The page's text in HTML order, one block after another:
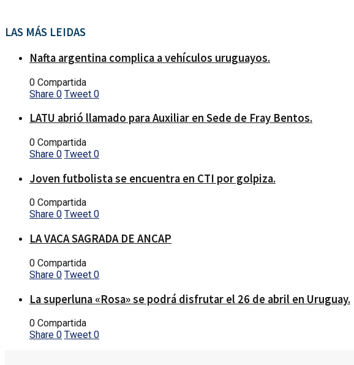
LAS MÁS LEIDAS
Nafta argentina complica a vehículos uruguayos.
0 Compartida
Share 0 Tweet 0
LATU abrió llamado para Auxiliar en Sede de Fray Bentos.
0 Compartida
Share 0 Tweet 0
Joven futbolista se encuentra en CTI por golpiza.
0 Compartida
Share 0 Tweet 0
LA VACA SAGRADA DE ANCAP
0 Compartida
Share 0 Tweet 0
La superluna «Rosa» se podrá disfrutar el 26 de abril en Uruguay.
0 Compartida
Share 0 Tweet 0